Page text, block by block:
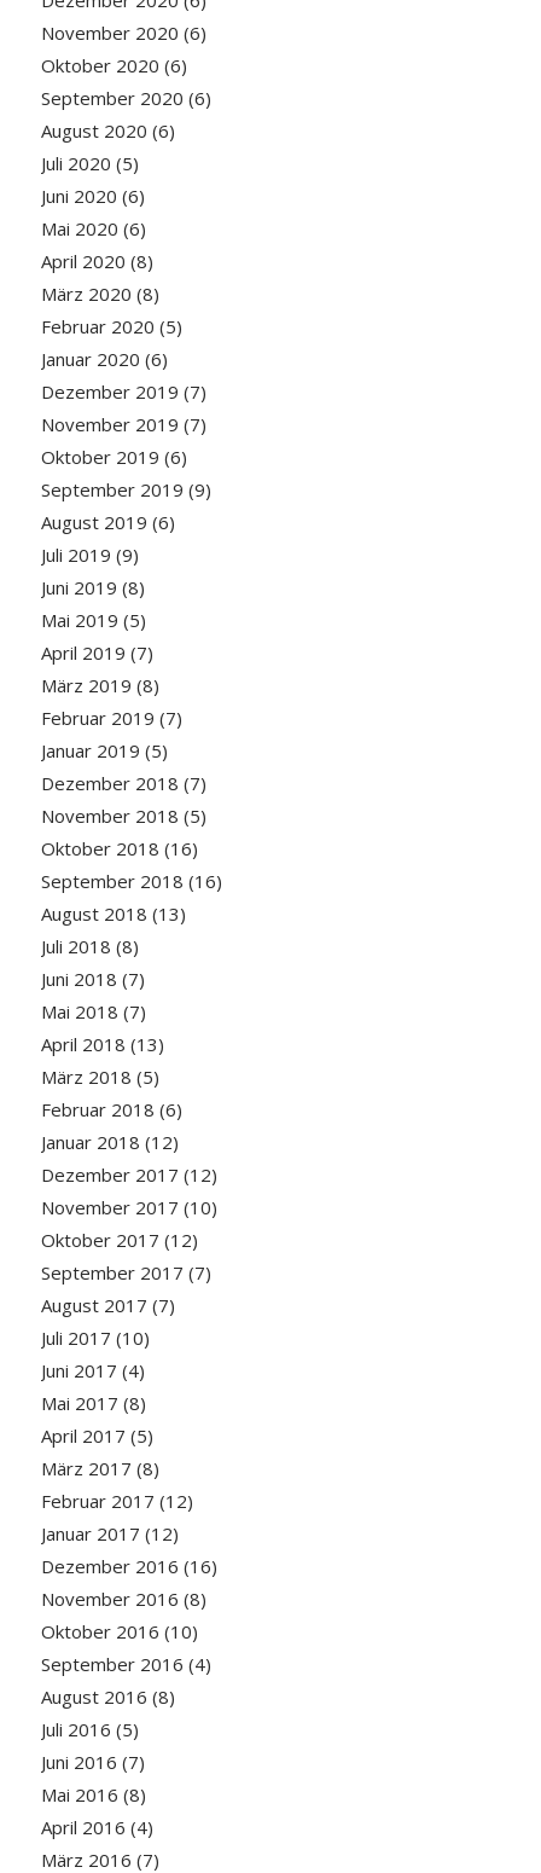
November 2020 (6)
Oktober 2020 (6)
September 2020 (6)
August 2020 (6)
Juli 2020 (5)
Juni 2020 (6)
Mai 2020 (6)
April 2020 (8)
März 2020 (8)
Februar 2020 (5)
Januar 2020 (6)
Dezember 2019 (7)
November 2019 (7)
Oktober 2019 (6)
September 2019 (9)
August 2019 (6)
Juli 2019 (9)
Juni 2019 (8)
Mai 2019 (5)
April 2019 (7)
März 2019 (8)
Februar 2019 (7)
Januar 2019 (5)
Dezember 2018 (7)
November 2018 (5)
Oktober 2018 (16)
September 2018 (16)
August 2018 (13)
Juli 2018 (8)
Juni 2018 (7)
Mai 2018 (7)
April 2018 (13)
März 2018 (5)
Februar 2018 (6)
Januar 2018 (12)
Dezember 2017 (12)
November 2017 (10)
Oktober 2017 (12)
September 2017 (7)
August 2017 (7)
Juli 2017 (10)
Juni 2017 (4)
Mai 2017 (8)
April 2017 (5)
März 2017 (8)
Februar 2017 (12)
Januar 2017 (12)
Dezember 2016 (16)
November 2016 (8)
Oktober 2016 (10)
September 2016 (4)
August 2016 (8)
Juli 2016 (5)
Juni 2016 (7)
Mai 2016 (8)
April 2016 (4)
März 2016 (7)